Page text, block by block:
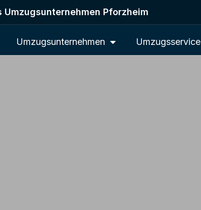
Umzugsunternehmen Pforzheim
Umzugsunternehmen Umzugsservice